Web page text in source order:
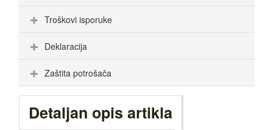
Troškovi isporuke
Deklaracija
Zaštita potrošača
Detaljan opis artikla